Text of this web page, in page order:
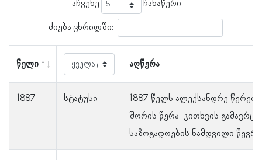
აჩვენე ჩანაწერი
ძიება ცხრილში:
წელი აღწერა
1887 სტატუსი
1887 წელს ალექსანდრე
შორის წერა-კითხვის
საზოგადოების ნამდვილი